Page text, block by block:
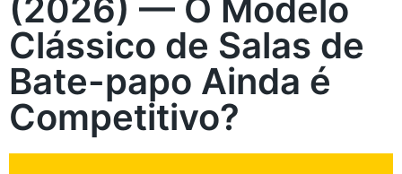
(2026) — O Modelo
Clássico de Salas de
Bate-papo Ainda é
Competitivo?